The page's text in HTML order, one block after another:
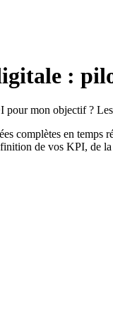
:
mon objectif ?
complètes en
de vos KPI, de